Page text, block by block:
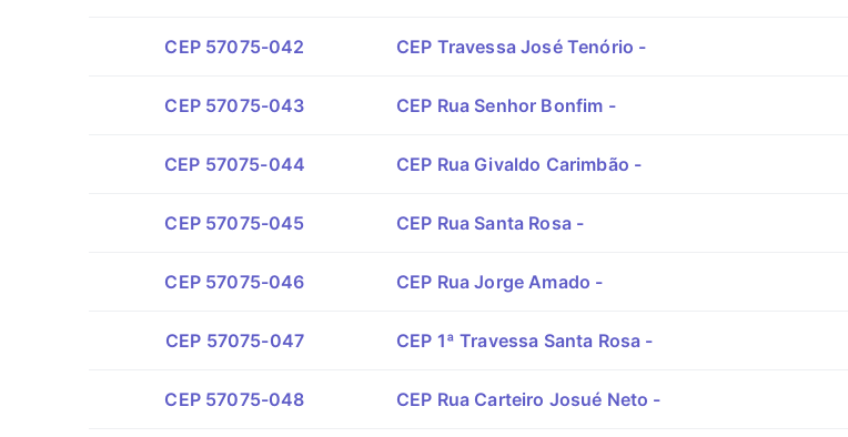
CEP 57075-042 CEP Travessa José Tenório -
CEP 57075-043 CEP Rua Senhor Bonfim -
CEP 57075-044 CEP Rua Givaldo Carimbão -
CEP 57075-045 CEP Rua Santa Rosa -
CEP 57075-046 CEP Rua Jorge Amado -
CEP 57075-047 CEP 1ª Travessa Santa Rosa -
CEP 57075-048 CEP Rua Carteiro Josué Neto -